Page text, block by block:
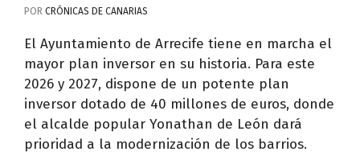
POR CRÓNICAS DE CANARIAS
El Ayuntamiento de Arrecife tiene en marcha el
mayor plan inversor en su historia. Para este
2026 y 2027, dispone de un potente plan
inversor dotado de 40 millones de euros, donde
el alcalde popular Yonathan de León dará
prioridad a la modernización de los barrios.